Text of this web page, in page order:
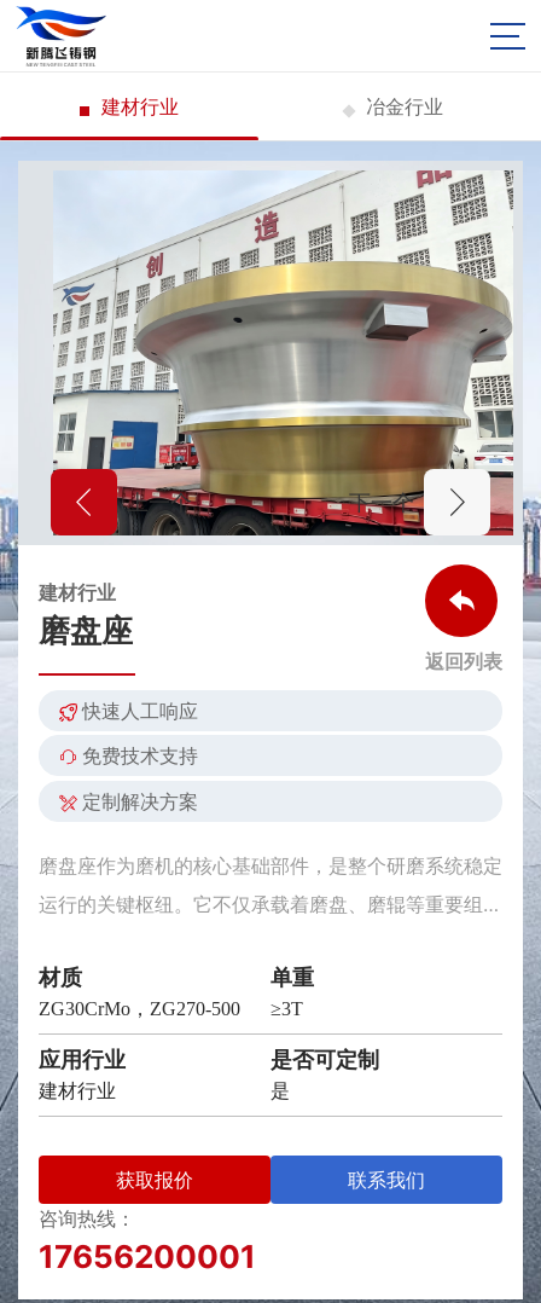
建材行业 冶金行业
上一个 下一个
建材行业
磨盘座
返回列表
快速人工响应
免费技术支持
定制解决方案
磨盘座作为磨机的核心基础部件，是整个研磨系统稳定
运行的关键枢纽。它不仅承载着磨盘、磨辊等重要组件
杂应力，其结构强度、耐磨性和精度直接决定着磨机的
运行效率、使用寿命及粉磨质量 。无论是在水泥建
材、矿山选矿，还是电力能源等领域，磨盘座的性能优
劣都对整个生产流程的连续性和经济效益有着决定性影
材质
ZG30CrMo，ZG270-500
单重
≥3T
应用行业
建材行业
是否可定制
是
获取报价
联系我们
咨询热线：
17656200001